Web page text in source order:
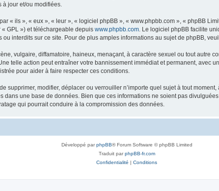
jour et/ou modifiées.
« ils », « eux », « leur », « logiciel phpBB », « www.phpbb.com », « phpBB
GPL ») et téléchargeable depuis www.phpbb.com . Le logiciel phpBB facilite
interdits sur ce site. Pour de plus amples informations au sujet de phpBB,
vulgaire, diffamatoire, haineux, menaçant, à caractère sexuel ou tout autre
telle action peut entraîner votre bannissement immédiat et permanent, avec
pour aider à faire respecter ces conditions.
supprimer, modifier, déplacer ou verrouiller n’importe quel sujet à tout
dans une base de données. Bien que ces informations ne soient pas
qui pourrait conduire à la compromission des données.
Développé parphpBB® Forum Software © phpBB Limited
Traduit parphpBB-fr.com
Confidentialité | Conditions